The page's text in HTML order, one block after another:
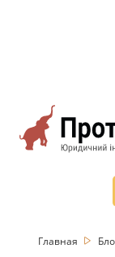
Главная